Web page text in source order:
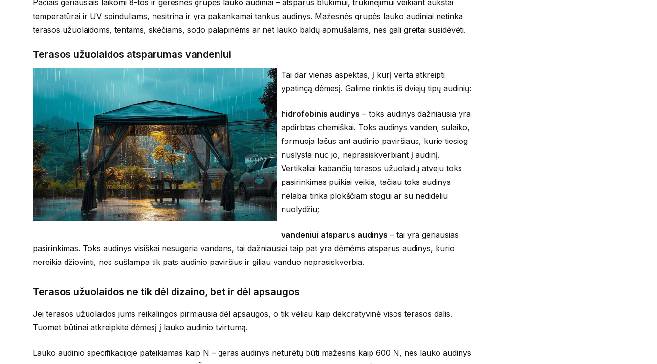
Pačiais geriausiais laikomi 8-tos ir geresnės grupės lauko audiniai – atsparūs blukimui, trūkinėjimui veikiant aukštai
temperatūrai ir UV spinduliams, nesitrina ir yra pakankamai tankus audinys. Mažesnės grupės lauko audiniai netinka
terasos užuolaidoms, tentams, skėčiams, sodo palapinėms ar net lauko baldų apmušalams, nes gali greitai susidėvėti.
Terasos užuolaidos atsparumas vandeniui
Tai dar vienas aspektas, į kurį verta atkreipti
ypatingą dėmesį. Galime rinktis iš dviejų tipų audinių:
hidrofobinis audinys – toks audinys dažniausia yra
apdirbtas chemiškai. Toks audinys vandenį sulaiko,
formuoja lašus ant audinio paviršiaus, kurie tiesiog
nuslysta nuo jo, neprasiskverbiant į audinį.
Vertikaliai kabančių terasos užuolaidų atveju toks
pasirinkimas puikiai veikia, tačiau toks audinys
nelabai tinka plokščiam stogui ar su nedideliu
nuolydžiu;
vandeniui atsparus audinys – tai yra geriausias
pasirinkimas. Toks audinys visiškai nesugeria vandens, tai dažniausiai taip pat yra dėmėms atsparus audinys, kurio
nereikia džiovinti, nes sušlampa tik pats audinio paviršius ir giliau vanduo neprasiskverbia.
Terasos užuolaidos ne tik dėl dizaino, bet ir dėl apsaugos
Jei terasos užuolaidos jums reikalingos pirmiausia dėl apsaugos, o tik vėliau kaip dekoratyvinė visos terasos dalis.
Tuomet būtinai atkreipkite dėmesį į lauko audinio tvirtumą.
Lauko audinio specifikacijoje pateikiamas kaip N – geras audinys neturėtų būti mažesnis kaip 600 N, nes lauko audinys